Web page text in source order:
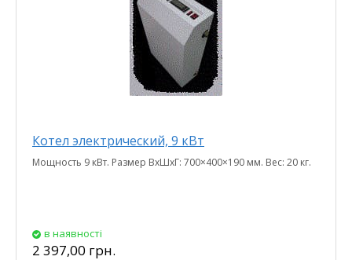
Котел электрический, 9 кВт
Мощность 9 кВт. Размер ВхШхГ: 700×400×190 мм. Вес: 20 кг.
в наявності
2 397,00 грн.